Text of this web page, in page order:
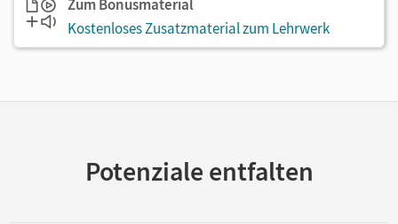
Zum Bonusmaterial
Kostenloses Zusatzmaterial zum Lehrwerk
Potenziale entfalten